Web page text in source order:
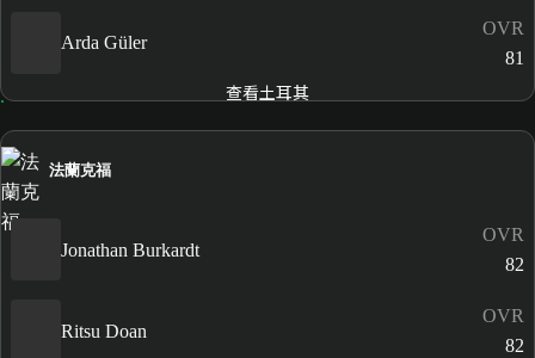
Arda Güler
OVR
81
查看土耳其
法蘭克福
Jonathan Burkardt
OVR
82
Ritsu Doan
OVR
82